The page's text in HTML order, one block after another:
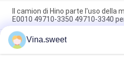
Il camion di Hino parte l'uso della
E0010 49710-3350 49710-3340
Hino Truck Parts Power steering
99020 Utilizzo per il camion HINO
Vina.sweet